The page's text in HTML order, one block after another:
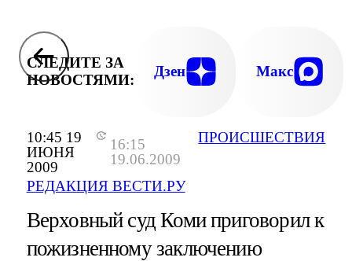
10:45 19
ИЮНЯ
2009
16:15
19.06.2009
РЕДАКЦИЯ ВЕСТИ.РУ
ПРОИСШЕСТВИЯ
СЛЕДИТЕ ЗА
НОВОСТЯМИ:
Дзен Макс
Верховный суд Коми приговорил к
пожизненному заключению